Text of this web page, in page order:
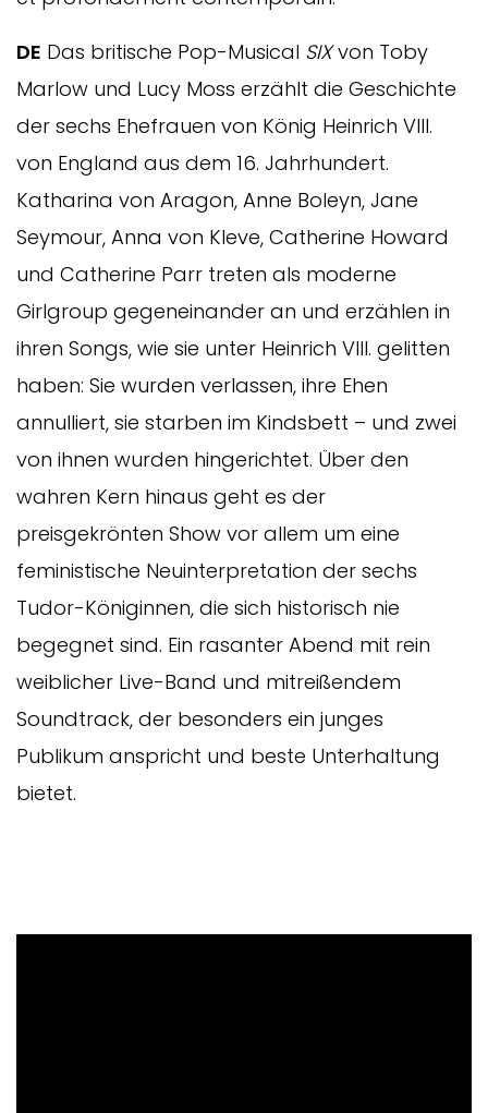
DE Das britische Pop-Musical SIXvon Toby
Marlow und Lucy Moss erzählt die Geschichte
der sechs Ehefrauen von König Heinrich VIII.
von England aus dem 16. Jahrhundert.
Katharina von Aragon, Anne Boleyn, Jane
Seymour, Anna von Kleve, Catherine Howard
und Catherine Parr treten als moderne
Girlgroup gegeneinander an und erzählen in
ihren Songs, wie sie unter Heinrich VIII. gelitten
haben: Sie wurden verlassen, ihre Ehen
annulliert, sie starben im Kindsbett – und zwei
von ihnen wurden hingerichtet. Über den
wahren Kern hinaus geht es der
preisgekrönten Show vor allem um eine
feministische Neuinterpretation der sechs
Tudor-Königinnen, die sich historisch nie
begegnet sind. Ein rasanter Abend mit rein
weiblicher Live-Band und mitreißendem
Soundtrack, der besonders ein junges
Publikum anspricht und beste Unterhaltung
bietet.